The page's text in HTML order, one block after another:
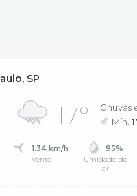
SP
17°
Chuvas
Mín.
1.34 km/h
Vento
95%
Umidade do
ar